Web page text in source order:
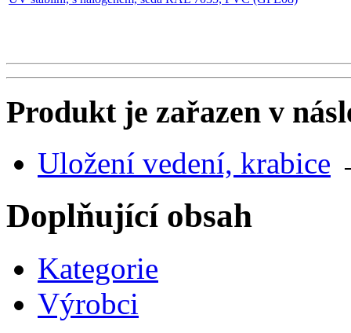
Produkt je zařazen v
Uložení vedení, krabice
Doplňující obsah
Kategorie
Výrobci